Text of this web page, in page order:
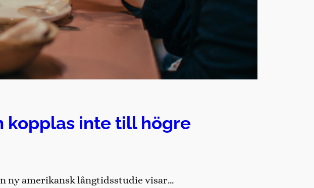
kopplas inte till högre
ny amerikansk långtidsstudie visar…